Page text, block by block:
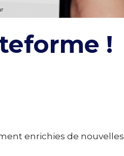
!
enrichies de nouvelles